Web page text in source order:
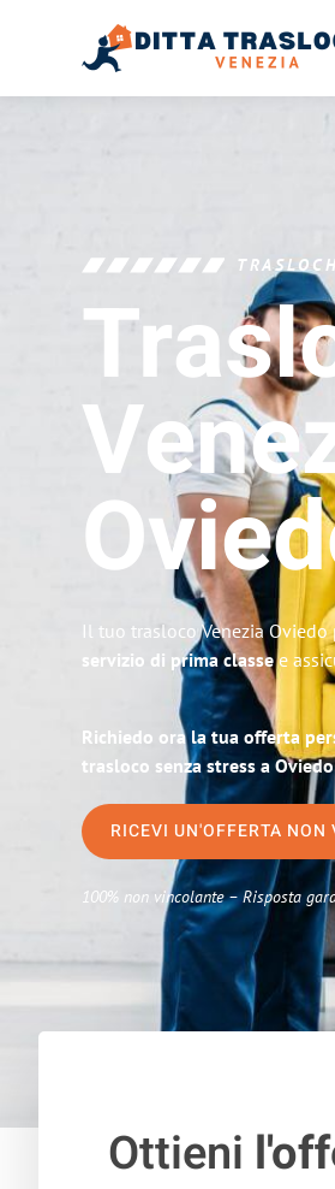
Il tuo trasloco Venezia
servizio di prima classee
Richiedo ora la tua offerta
trasloco senza stress a Oviedo
RICEVI UN'OFFERTA NON
100% non vincolante – Risposta
Ottieni